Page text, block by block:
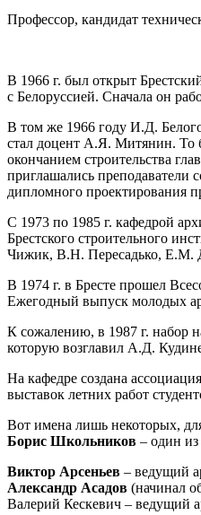
Профессор, кандидат
В 1966 г. был открыт
с Белоруссией. Сначала он
В том же 1966 году И.Д.
стал доцент А.Я. Митянин. То
окончанием строительства
приглашались
дипломного
С 1973 по 1985 г. кафедрой
Брестского строительного
Чижик, В.Н. Пересадько, Е.М.
В 1974 г. в Бресте прошел
Ежегодный выпуск молодых
К сожалению, в 1987 г. набор
которую возглавил А.Д.
На кафедре создана
выставок летних работ
Вот имена лишь некоторых,
Борис Школьников – один
Виктор Арсеньев – ведущий
Александр Асадов (начинал
Валерий Кескевич – ведущий